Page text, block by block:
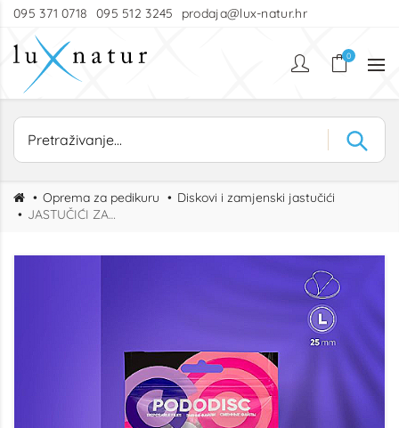
095 371 0718 095 512 3245 prodaja@lux-natur.hr
0
Oprema za pedikuru
Diskovi i zamjenski jastučići
JASTUČIĆI ZA DISK L POLIRNI